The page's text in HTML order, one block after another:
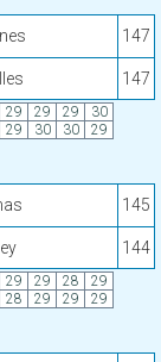
147
147
29 29 29
30
29 30 30 29
145
144
29 29 28
29
28 29 29 29